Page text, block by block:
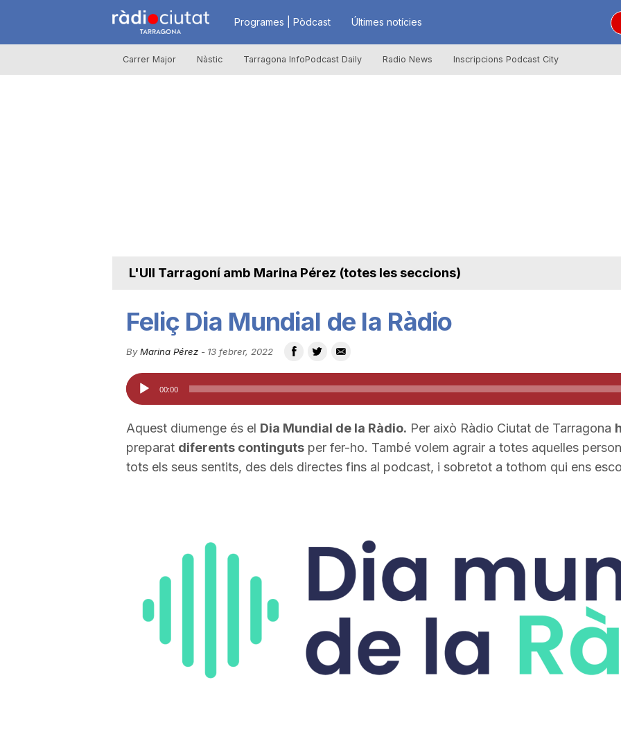
R
à
u
t
t
Programes | Pòdcast Últimes notícies
Carrer Major Nàstic Tarragona InfoPodcast Daily Radio News Inscripcions Podcast City
L'Ull Tarragoní amb Marina Pérez (totes les seccions)
Feliç Dia Mundial de la Ràdio
By Marina Pérez- 13 febrer, 2022
Reproductor
d'àudio
00:00
Aquest diumenge és el Dia Mundial de la Ràdio. Per això Ràdio Ciutat de Tarragona
preparat diferents contingutsper fer-ho. També volem agrair a totes aquelles
tots els seus sentits, des dels directes fins al podcast, i sobretot a tothom qui ens